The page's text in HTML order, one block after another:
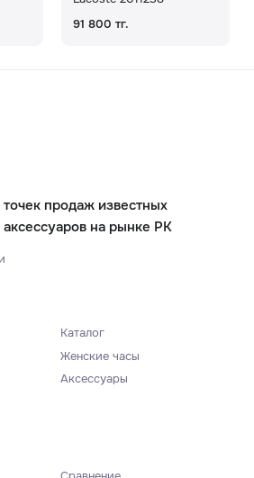
91 800 тг.
продаж известных
на рынке РК
Каталог
Женские часы
Аксессуары